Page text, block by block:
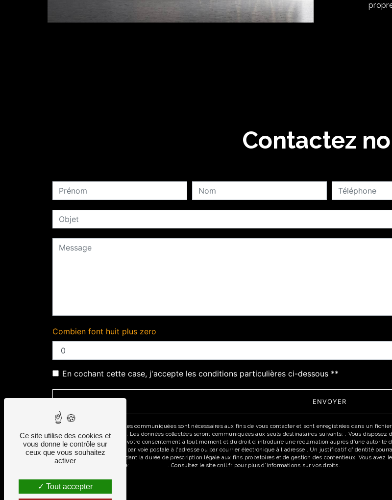
Contactez
Combien font huit plus zero
En cochant cette case, j'accepte les conditions particulières ci-dessous **
ENVOYER
** Les données personnelles communiquées sont nécessaires aux fins de vous contacter et sont enregistrées dans un
répondre à votre message. Les données collectées seront communiquées aux seuls destinataires suivants: . Vous
d’opposition, de retrait de votre consentement à tout moment et du droit d’introduire une réclamation auprès d’une autorité
pouvez exercer ces droits par voie postale à l'adresse ou par courrier électronique à l'adresse . Un justificatif d'identité
prise de contact puis pendant la durée de prescription légale aux fins probatoires et de gestion des contentieux. Vous
disponible à cette adresse:
. Consultez le site cnil.fr pour plus d’informations sur vos droits.
Ce site utilise des cookies et
vous donne le contrôle sur
ceux que vous souhaitez
activer
Tout accepter